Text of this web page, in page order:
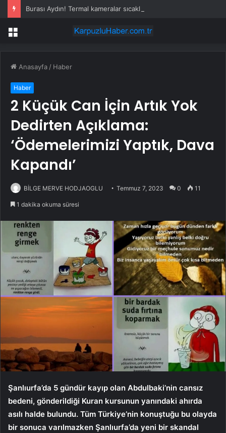
Burası Aydın! Termal kameralar sıcaklığı 440 derece ölçtü
Menü
Anasayfa / Haber
Haber
2 Küçük Can İçin Artık Yok
Dedirten Açıklama:
‘Ödemelerimizi Yaptık, Dava
Kapandı’
BİLGE MERVE HODJAOGLU Temmuz 7, 2023 0 11
1 dakika okuma süresi
Şanlıurfa’da 5 gündür kayıp olan Abdulbaki’nin cansız
bedeni, gönderildiği Kuran kursunun yanındaki ahırda
asılı halde bulundu. Tüm Türkiye’nin konuştuğu bu olayda
bir sonuca varılmazken Şanlıurfa’da yeni bir skandal